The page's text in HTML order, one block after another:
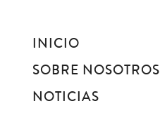
INICIO
SOBRE NOSOTROS
NOTICIAS